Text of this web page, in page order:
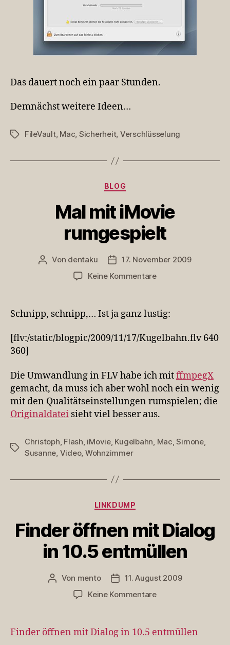
Das dauert noch ein paar Stunden.
Demnächst weitere Ideen…
Schlagwörter
FileVault, Mac, Sicherheit, Verschlüsselung
Kategorien
BLOG
Mal mit iMovie
rumgespielt
Beitragsautor
Von dentaku Veröffentlichungsdatum
17. November 2009
Keine Kommentarezu
iMovie
rumgespielt
Schnipp, schnipp,… Ist ja ganz lustig:
[flv:/static/blogpic/2009/11/17/Kugelbahn.flv 640
360]
Die Umwandlung in FLV habe ich mitffmpegX
gemacht, da muss ich aber wohl noch ein wenig
mit den Qualitätseinstellungen rumspielen; die
Originaldatei sieht viel besser aus.
Schlagwörter
Christoph Flash iMovie, Kugelbahn Mac ,Simone,
Susanne Video, Wohnzimmer
Kategorien
LINKDUMP
Finder öffnen mit Dialog
in 10.5 entmüllen
Beitragsautor
Von mento Veröffentlichungsdatum
11. August 2009
Keine Kommentarezu
mit
Dialog
Finder öffnen mit Dialog in 10.5 entmüllen